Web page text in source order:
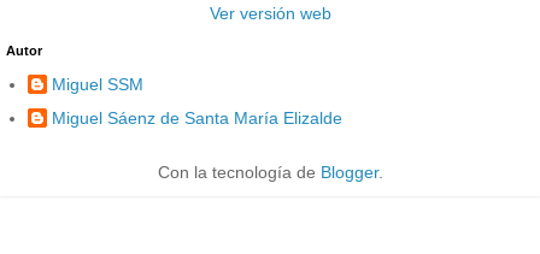
Ver versión web
Autor
Miguel SSM
Miguel Sáenz de Santa María Elizalde
Con la tecnología de Blogger.